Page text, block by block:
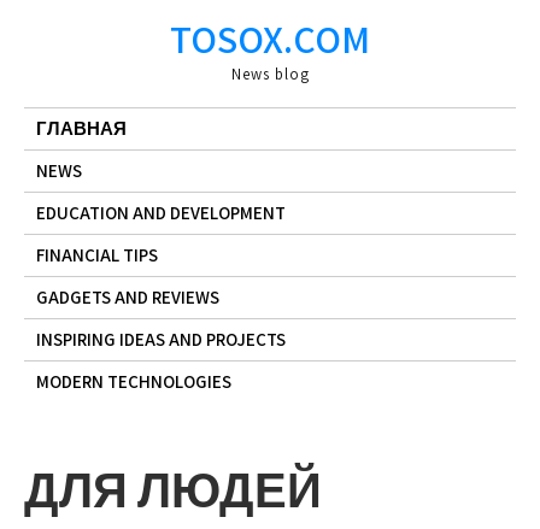
TOSOX.COM
News blog
ГЛАВНАЯ
NEWS
EDUCATION AND DEVELOPMENT
FINANCIAL TIPS
GADGETS AND REVIEWS
INSPIRING IDEAS AND PROJECTS
MODERN TECHNOLOGIES
ДЛЯ ЛЮДЕЙ